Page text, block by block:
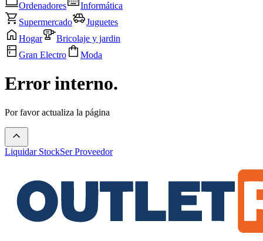
Ordenadores
Informática
Supermercado
Juguetes
Hogar
Bricolaje y jardin
Gran Electro
Moda
Error interno.
Por favor actualiza la página
Liquidar StockSer Proveedor